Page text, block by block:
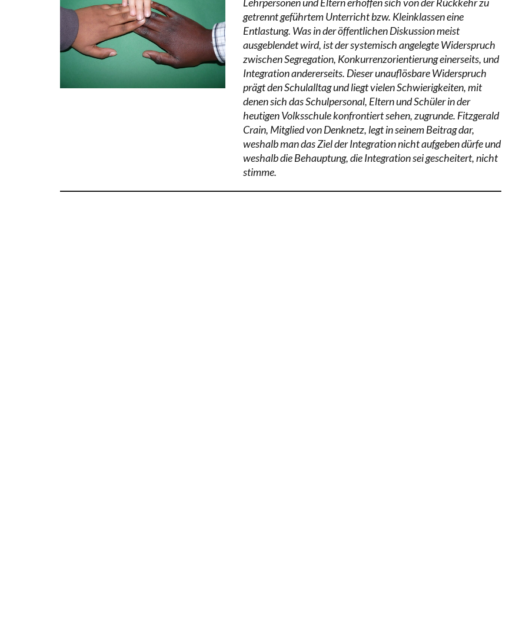
getrennt geführtem Unterricht bzw. Kleinklassen eine
Entlastung. Was in der öffentlichen Diskussion meist
ausgeblendet wird, ist der systemisch angelegte Widerspruch
zwischen Segregation, Konkurrenzorientierung einerseits, und
Integration andererseits. Dieser unauflösbare Widerspruch
prägt den Schulalltag und liegt vielen Schwierigkeiten, mit
denen sich das Schulpersonal, Eltern und Schüler in der
heutigen Volksschule konfrontiert sehen, zugrunde. Fitzgerald
Crain, Mitglied von Denknetz, legt in seinem Beitrag dar,
weshalb man das Ziel der Integration nicht aufgeben dürfe und
weshalb die Behauptung, die Integration sei gescheitert, nicht
stimme.